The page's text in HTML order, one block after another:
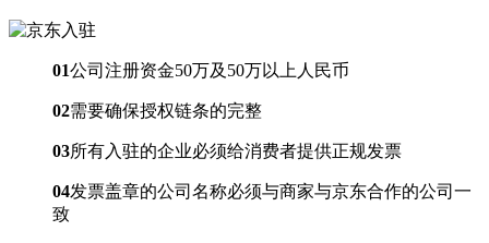
01公司注册资金50万及50万以上人民币
02需要确保授权链条的完整
03所有入驻的企业必须给消费者提供正规发票
04发票盖章的公司名称必须与商家与京东合作的公司一
致